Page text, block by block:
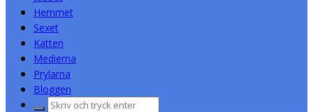
Hemmet
Sexet
Katten
Medierna
Prylarna
Bloggen
Sök